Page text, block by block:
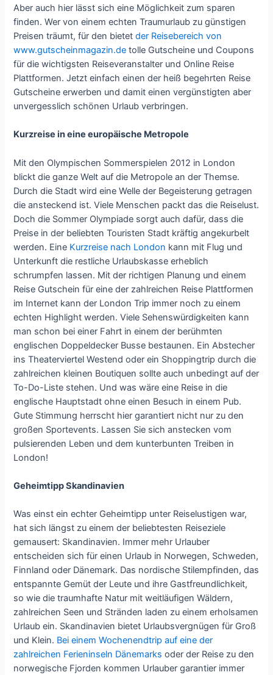
Aber auch hier lässt sich eine Möglichkeit zum sparen
finden. Wer von einem echten Traumurlaub zu günstigen
Preisen träumt, für den bietetder Reisebereich von
www.gutscheinmagazin.de tolle Gutscheine und Coupons
für die wichtigsten Reiseveranstalter und Online Reise
Plattformen. Jetzt einfach einen der heiß begehrten Reise
Gutscheine erwerben und damit einen vergünstigten aber
unvergesslich schönen Urlaub verbringen.
Kurzreise in eine europäische Metropole
Mit den Olympischen Sommerspielen 2012 in London
blickt die ganze Welt auf die Metropole an der Themse.
Durch die Stadt wird eine Welle der Begeisterung getragen
die ansteckend ist. Viele Menschen packt das die Reiselust.
Doch die Sommer Olympiade sorgt auch dafür, dass die
Preise in der beliebten Touristen Stadt kräftig angekurbelt
werden. Eine Kurzreise nach London kann mit Flug und
Unterkunft die restliche Urlaubskasse erheblich
schrumpfen lassen. Mit der richtigen Planung und einem
Reise Gutschein für eine der zahlreichen Reise Plattformen
im Internet kann der London Trip immer noch zu einem
echten Highlight werden. Viele Sehenswürdigkeiten kann
man schon bei einer Fahrt in einem der berühmten
englischen Doppeldecker Busse bestaunen. Ein Abstecher
ins Theaterviertel Westend oder ein Shoppingtrip durch die
zahlreichen kleinen Boutiquen sollte auch unbedingt auf der
To-Do-Liste stehen. Und was wäre eine Reise in die
englische Hauptstadt ohne einen Besuch in einem Pub.
Gute Stimmung herrscht hier garantiert nicht nur zu den
großen Sportevents. Lassen Sie sich anstecken vom
pulsierenden Leben und dem kunterbunten Treiben in
London!
Geheimtipp Skandinavien
Was einst ein echter Geheimtipp unter Reiselustigen war,
hat sich längst zu einem der beliebtesten Reiseziele
gemausert: Skandinavien. Immer mehr Urlauber
entscheiden sich für einen Urlaub in Norwegen, Schweden,
Finnland oder Dänemark. Das nordische Stilempfinden, das
entspannte Gemüt der Leute und ihre Gastfreundlichkeit,
so wie die traumhafte Natur mit weitläufigen Wäldern,
zahlreichen Seen und Stränden laden zu einem erholsamen
Urlaub ein. Skandinavien bietet Urlaubsvergnügen für Groß
und Klein. Bei einem Wochenendtrip auf eine der
zahlreichen Ferieninseln Dänemarks oder der Reise zu den
norwegische Fjorden kommen Urlauber garantier immer